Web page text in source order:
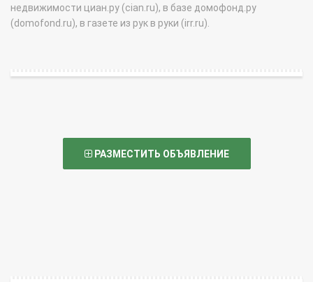
недвижимости циан.ру (cian.ru), в базе домофонд.ру
(domofond.ru), в газете из рук в руки (irr.ru).
РАЗМЕСТИТЬ ОБЪЯВЛЕНИЕ